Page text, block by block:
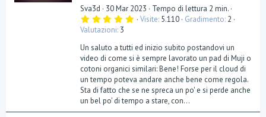
Sva3d 30 Mar 2023
Tempo di lettura 2 min.
5
s
e
l
l
a
(
e
)
Visite 5.110 Gradimento 2
Valutazioni 3
Un saluto a tutti ed inizio subito postandovi un
video di come si è sempre lavorato un pad di Muji o
cotoni organici similari: Bene! Forse per il cloud di
un tempo poteva andare anche bene come regola.
Sta di fatto che se ne spreca un po' e si perde anche
un bel po' di tempo a stare, con...